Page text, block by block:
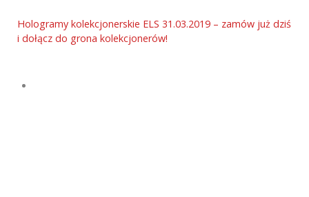
Hologramy kolekcjonerskie ELS 31.03.2019 – zamów już dziś
i dołącz do grona kolekcjonerów!